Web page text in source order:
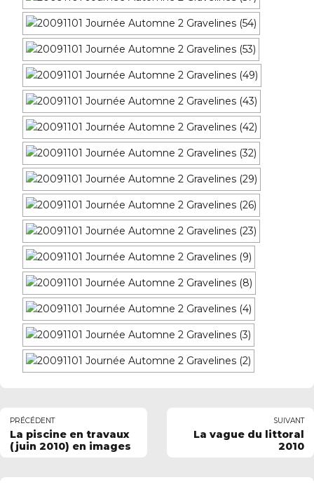
PRÉCÉDENT
La piscine en travaux
(juin 2010) en images
SUIVANT
La vague du littoral
2010